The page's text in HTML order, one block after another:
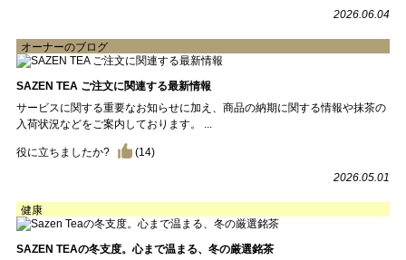
2026.06.04
オーナーのブログ
SAZEN TEA ご注文に関連する最新情報
サービスに関する重要なお知らせに加え、商品の納期に関する情報や抹茶の
入荷状況などをご案内しております。 ...
役に立ちましたか? (14)
2026.05.01
健康
SAZEN TEAの冬支度。心まで温まる、冬の厳選銘茶